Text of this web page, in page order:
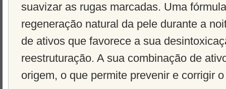
suavizar as rugas marcadas. Uma
regeneração natural da pele durante a
de ativos que favorece a sua
reestruturação. A sua combinação de
origem, o que permite prevenir e corrigir